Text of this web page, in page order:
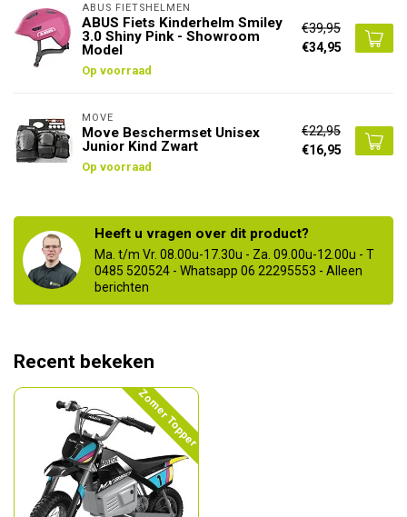
ABUS FIETSHELMEN
ABUS Fiets Kinderhelm Smiley
3.0 Shiny Pink - Showroom
Model
Op voorraad
€39,95
€34,95
MOVE
Move Beschermset Unisex
Junior Kind Zwart
Op voorraad
€22,95
€16,95
Heeft u vragen over dit product?
Ma. t/m Vr. 08.00u-17.30u - Za. 09.00u-12.00u - T
0485 520524 - Whatsapp 06 22295553 - Alleen
berichten
Recent bekeken
Zomer Topper